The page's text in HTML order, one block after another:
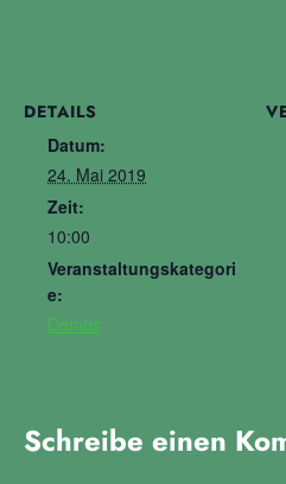
DETAILS
Datum:
24. Mai 2019
Zeit:
10:00
Veranstaltungskategori
e:
Demos
Schreibe einen